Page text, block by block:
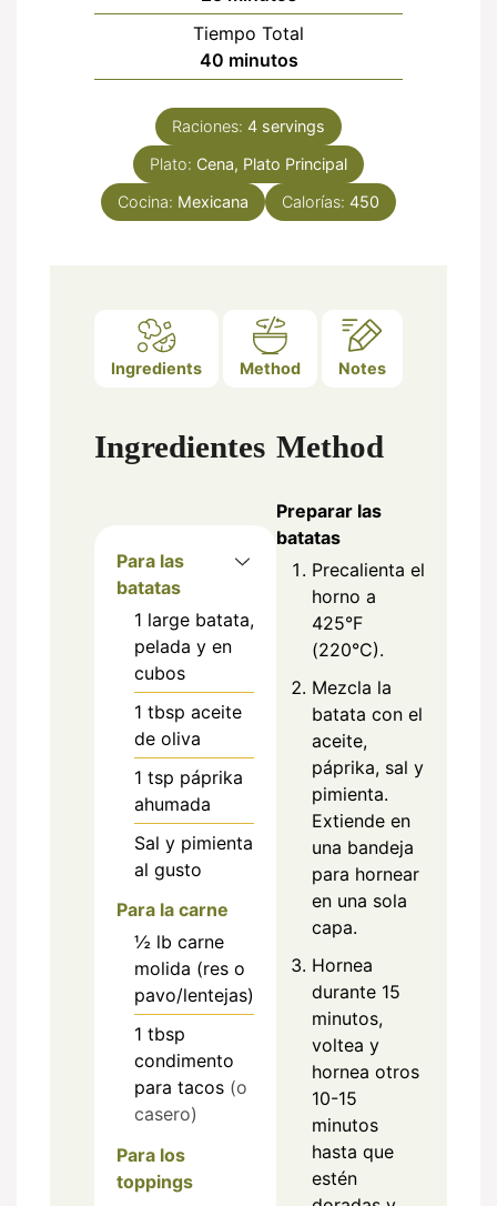
Tiempo Total
40minutos
minutos
Raciones: 4 servings
Plato: Cena, Plato Principal
Cocina: Mexicana Calorías: 450
Ingredients Method Notes
Ingredientes
Para las
batatas
1 large batata,
pelada y en
cubos
1 tbsp aceite
de oliva
1 tsp páprika
ahumada
Sal y pimienta
al gusto
Para la carne
½ lb carne
molida (res o
pavo/lentejas)
1 tbsp
condimento
para tacos (o
casero)
Para los
toppings
Method
Preparar las
batatas
Precalienta el
horno a
425°F
(220°C).
Mezcla la
batata con el
aceite,
páprika, sal y
pimienta.
Extiende en
una bandeja
para hornear
en una sola
capa.
Hornea
durante 15
minutos,
voltea y
hornea otros
10-15
minutos
hasta que
estén